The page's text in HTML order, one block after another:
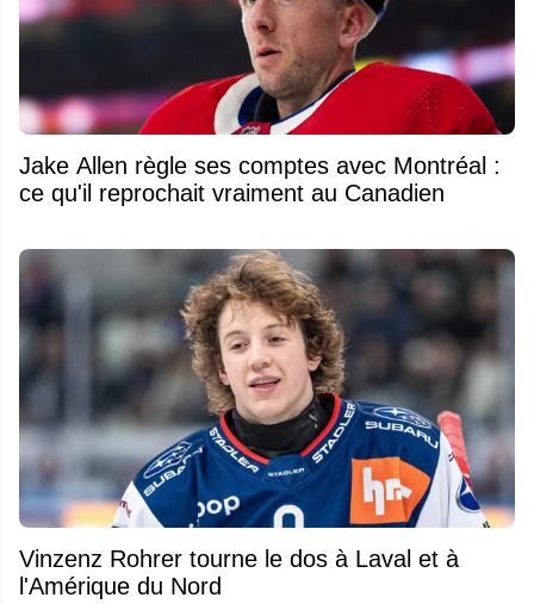
Jake Allen règle ses comptes avec Montréal :
ce qu'il reprochait vraiment au Canadien
Vinzenz Rohrer tourne le dos à Laval et à
l'Amérique du Nord